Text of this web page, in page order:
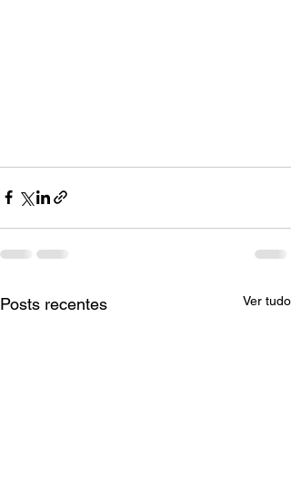
Posts recentes Ver tudo